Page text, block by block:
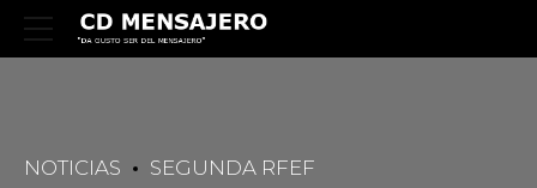
NOTICIAS SEGUNDA RFEF